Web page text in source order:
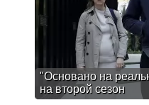
"Основано на
на второй сезон